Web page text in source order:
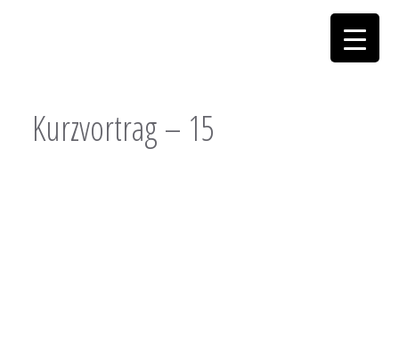
Kurzvortrag – 15